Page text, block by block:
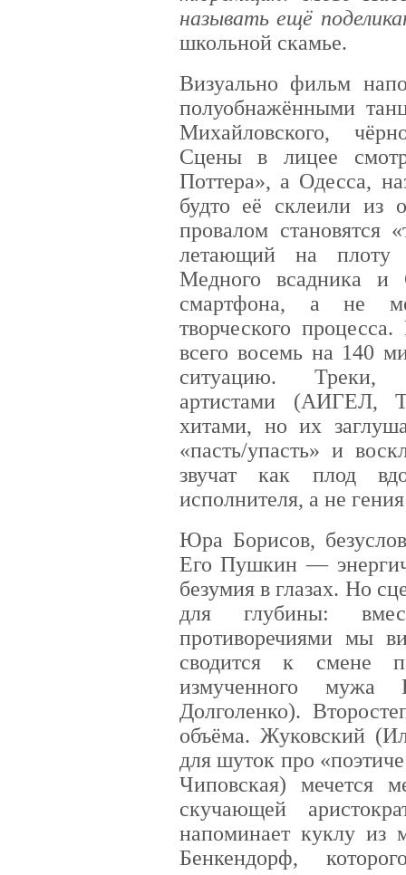
называть ещё
школьной скамье.
Визуально фильм
полуобнажёнными
Михайловского,
Сцены в лицее
Поттера», а Одесса,
будто её склеили из
провалом становятся
летающий на плоту
Медного всадника и
смартфона, а не
творческого
всего восемь на 140
ситуацию. Треки,
артистами (АИГЕЛ,
хитами, но их
«пасть/упасть» и
звучат как плод
исполнителя, а не
Юра Борисов,
Его Пушкин —
безумия в глазах. Но
для глубины:
противоречиями мы
сводится к смене
измученного мужа
Долголенко).
объёма. Жуковский
для шуток про
Чиповская) мечется
скучающей
напоминает куклу из
Бенкендорф,